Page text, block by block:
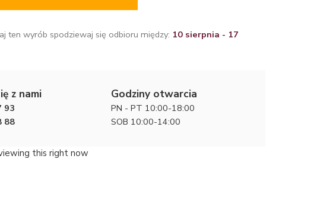
ten wyrób spodziewaj się odbioru między: 10 sierpnia - 17
z nami
93
88
Godziny otwarcia
PN - PT 10:00-18:00
SOB 10:00-14:00
this right now